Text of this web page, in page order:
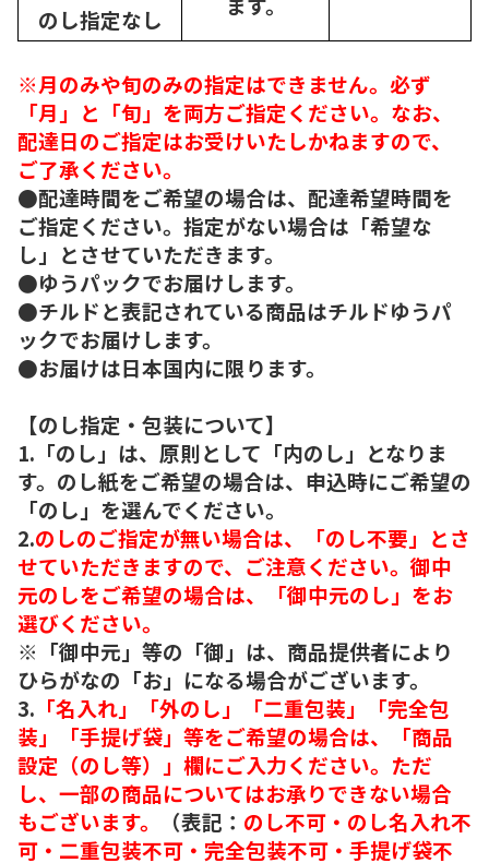
のし指定なし
※月のみや旬のみの指定はできません。必ず
「月」と「旬」を両方ご指定ください。なお、
配達日のご指定はお受けいたしかねますので、
ご了承ください。
●配達時間をご希望の場合は、配達希望時間を
ご指定ください。指定がない場合は「希望な
し」とさせていただきます。
●ゆうパックでお届けします。
●チルドと表記されている商品はチルドゆうパ
ックでお届けします。
●お届けは日本国内に限ります。
【のし指定・包装について】
1.「のし」は、原則として「内のし」となりま
す。のし紙をご希望の場合は、申込時にご希望の
「のし」を選んでください。
2.のしのご指定が無い場合は、「のし不要」とさ
せていただきますので、ご注意ください。御中
元のしをご希望の場合は、「御中元のし」をお
選びください。
※「御中元」等の「御」は、商品提供者により
ひらがなの「お」になる場合がございます。
3. 「名入れ」「外のし」「二重包装」「完全包
装」「手提げ袋」等をご希望の場合は、「商品
設定（のし等）」欄にご入力ください。ただ
し、一部の商品についてはお承りできない場合
もございます。
（表記： のし不可・のし名入れ不
可・二重包装不可・完全包装不可・手提げ袋不